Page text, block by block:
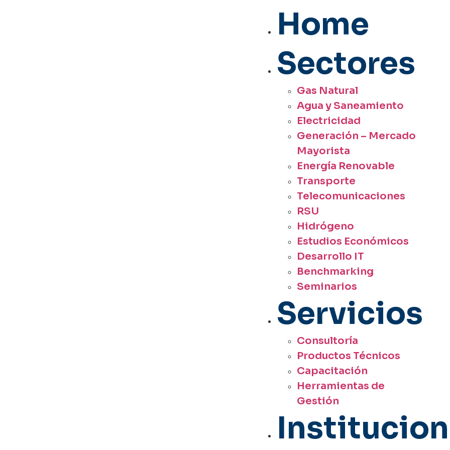
Home
Sectores
Gas Natural
Agua y Saneamiento
Electricidad
Generación – Mercado
Mayorista
Energía Renovable
Transporte
Telecomunicaciones
RSU
Hidrógeno
Estudios Económicos
Desarrollo IT
Benchmarking
Seminarios
Servicios
Consultoría
Productos Técnicos
Capacitación
Herramientas de
Gestión